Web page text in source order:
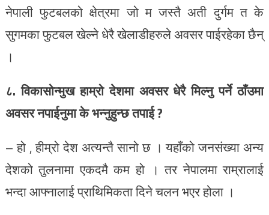
नेपाली फुटबलको क्षेत्रमा जो म जस्तै अती दुर्गम त के
सुगमका फुटबल खेल्ने धेरै खेलाडीहरुले अवसर पाईरहेका छैन्
।
८. विकासोन्मुख हाम्रो देशमा अवसर धेरै मिल्नु पर्ने ठाँउमा
अवसर नपाईनुमा के भन्नुहुन्छ तपाई ?
– हो , हीम्रो देश अत्यन्तै सानो छ । यहाँको जनसंख्या अन्य
देशको तुलनामा एकदमै कम हो । तर नेपालमा राम्रालाई
भन्दा आफ्नालाई प्राथिमिकता दिने चलन भएर होला ।